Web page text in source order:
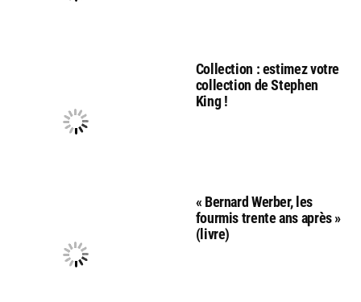
Collection : estimez votre
collection de Stephen
King !
« Bernard Werber, les
fourmis trente ans après »
(livre)